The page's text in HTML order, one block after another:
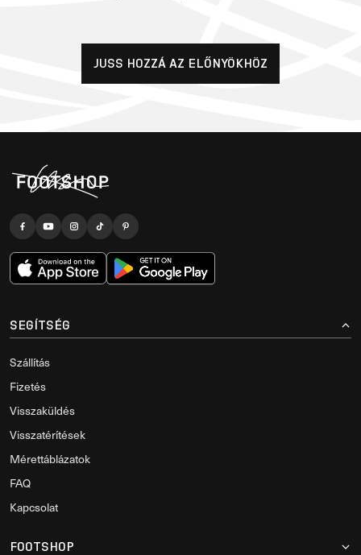
JUSS HOZZÁ AZ ELŐNYÖKHÖZ
SEGÍTSÉG
Szállítás
Fizetés
Visszaküldés
Visszatérítések
Mérettáblázatok
FAQ
Kapcsolat
FOOTSHOP